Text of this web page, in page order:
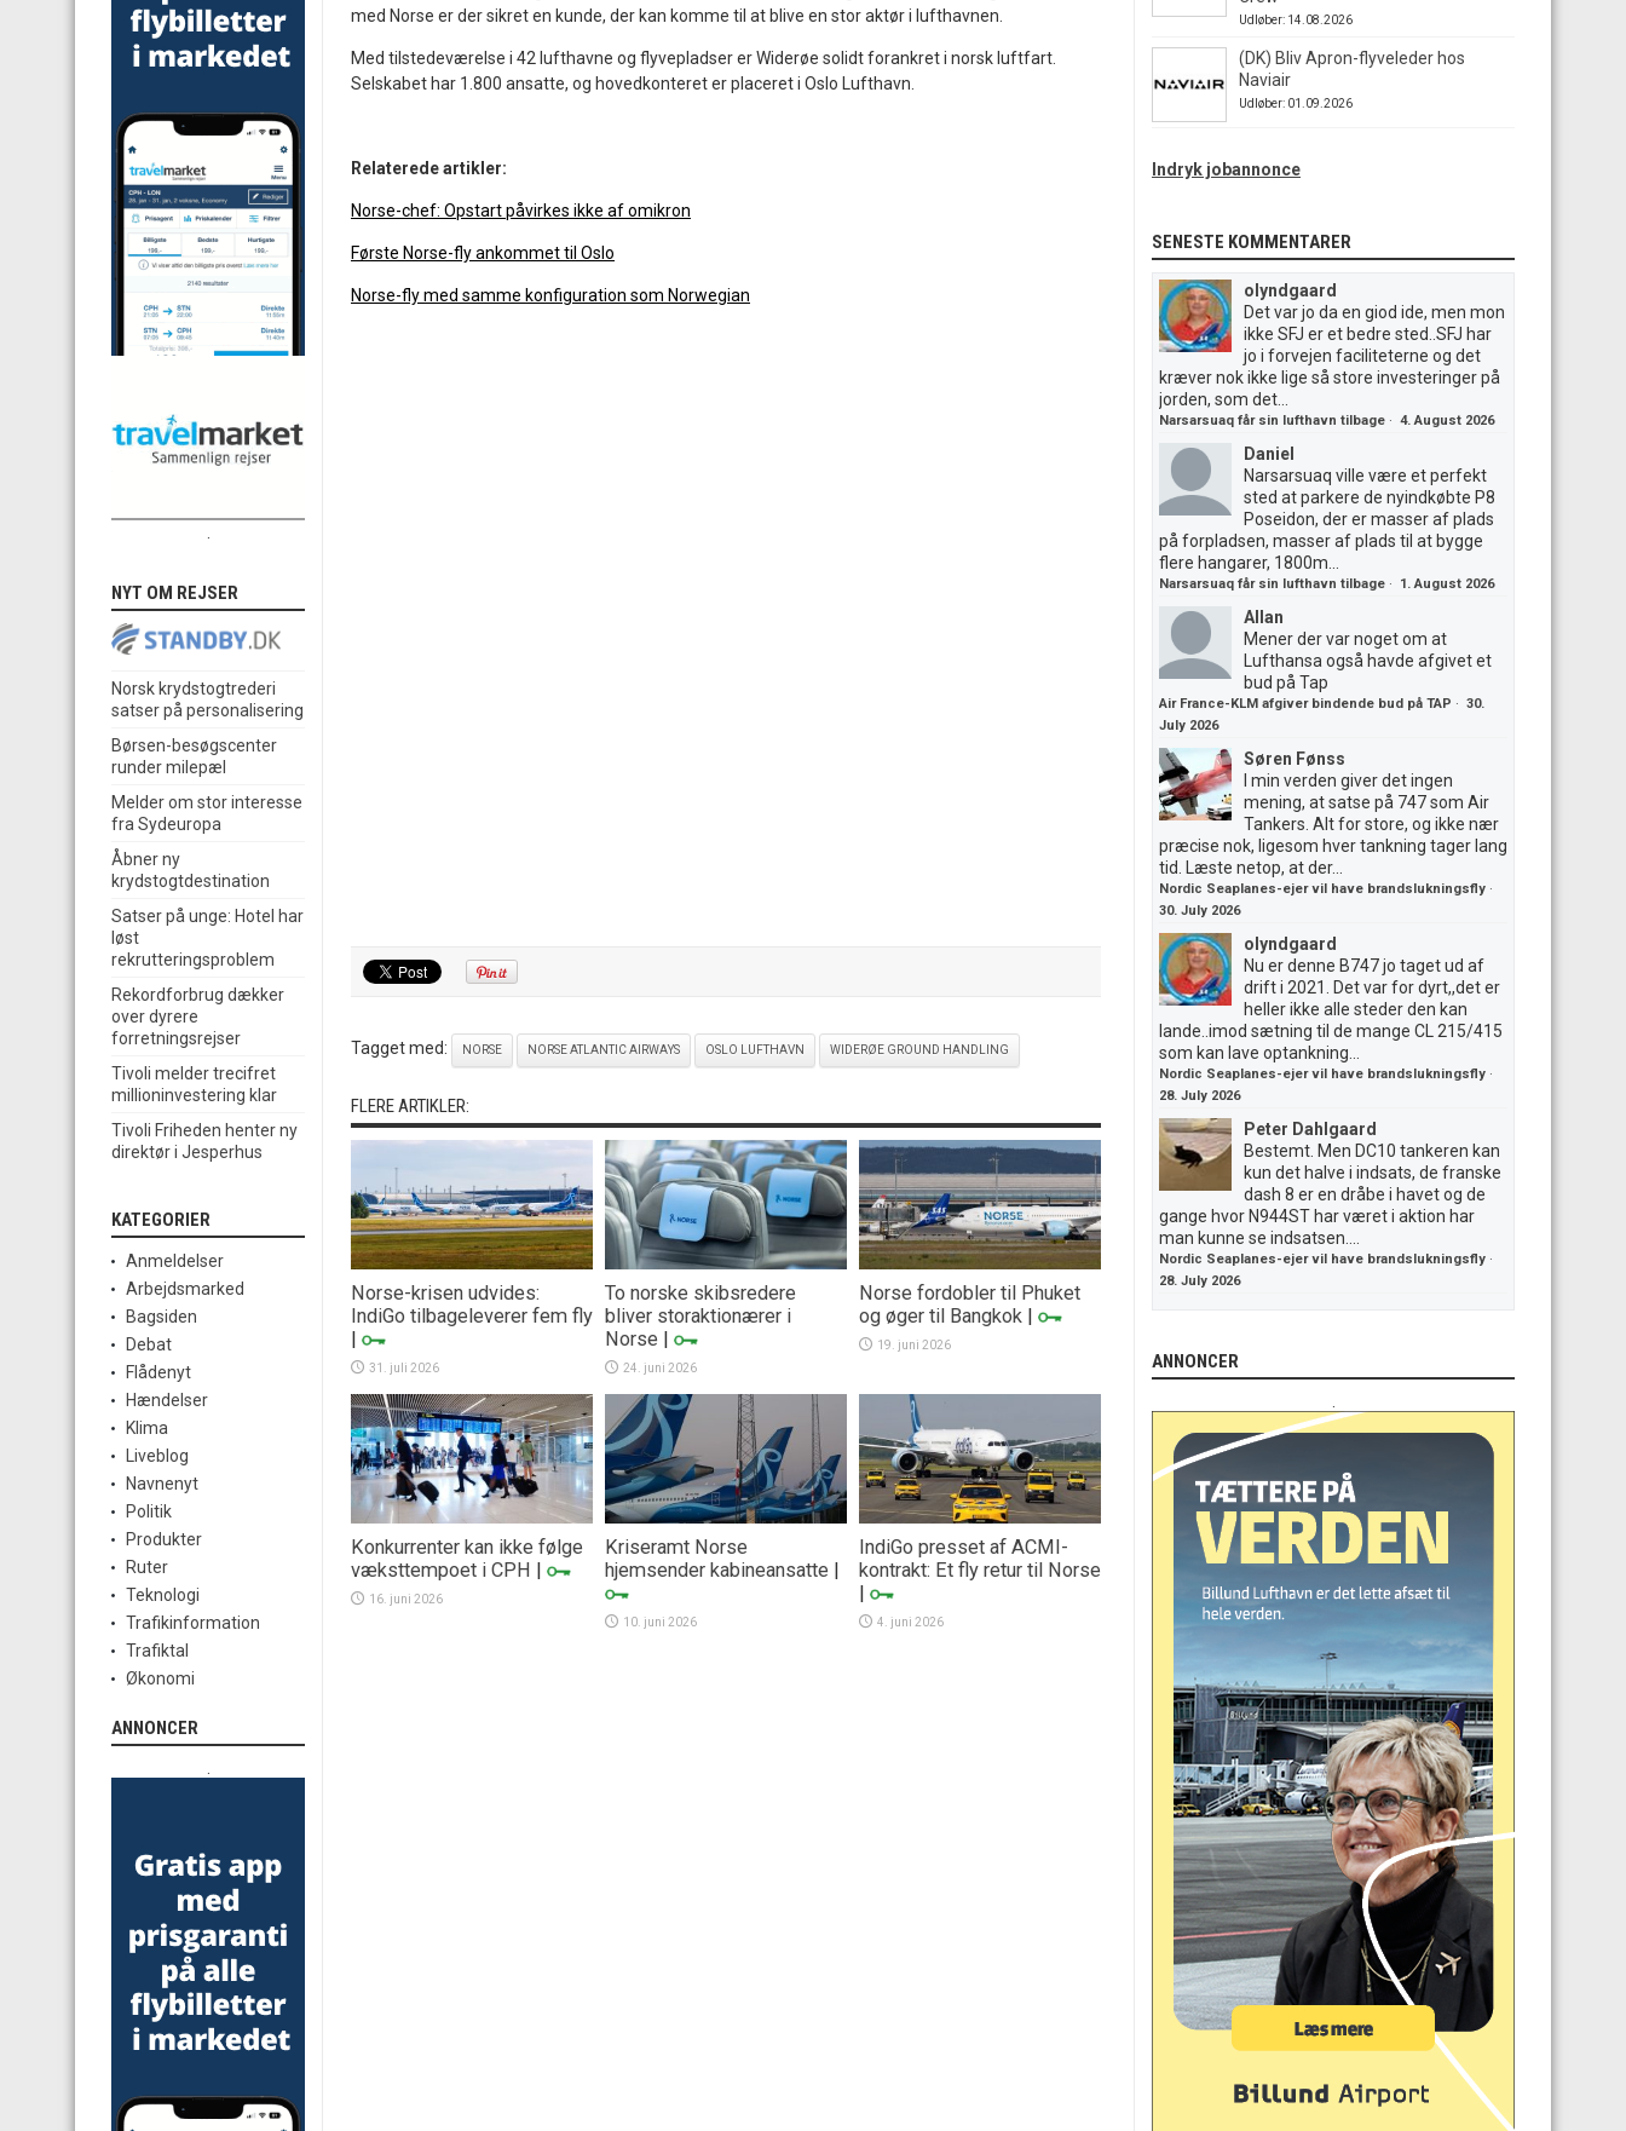
med Norse er der sikret en kunde, der kan komme til at blive en stor aktør i lufthavnen.
Med tilstedeværelse i 42 lufthavne og flyvepladser er Widerøe solidt forankret i norsk luftfart.
Selskabet har 1.800 ansatte, og hovedkonteret er placeret i Oslo Lufthavn.
Relaterede artikler:
Norse-chef: Opstart påvirkes ikke af omikron
Første Norse-fly ankommet til Oslo
Norse-fly med samme konfiguration som Norwegian
Tagget med: NORSE NORSE ATLANTIC AIRWAYS OSLO LUFTHAVN WIDERØE GROUND HANDLING
FLERE ARTIKLER:
Norse-krisen udvides:
IndiGo tilbageleverer fem fly
|
31. juli 2026
To norske skibsredere
bliver storaktionærer i
Norse |
24. juni 2026
Norse fordobler til Phuket
og øger til Bangkok |
19. juni 2026
Konkurrenter kan ikke følge
væksttempoet i CPH |
16. juni 2026
Kriseramt Norse
hjemsender kabineansatte |
10. juni 2026
IndiGo presset af ACMI-
kontrakt: Et fly retur til Norse
|
4. juni 2026
NYT OM REJSER
Norsk krydstogtrederi
satser på personalisering
Børsen-besøgscenter
runder milepæl
Melder om stor interesse
fra Sydeuropa
Åbner ny
krydstogtdestination
Satser på unge: Hotel har
løst
rekrutteringsproblem
Rekordforbrug dækker
over dyrere
forretningsrejser
Tivoli melder trecifret
millioninvestering klar
Tivoli Friheden henter ny
direktør i Jesperhus
KATEGORIER
Anmeldelser
Arbejdsmarked
Bagsiden
Debat
Flådenyt
Hændelser
Klima
Liveblog
Navnenyt
Politik
Produkter
Ruter
Teknologi
Trafikinformation
Trafiktal
Økonomi
ANNONCER
Udløber: 14.08.2026
(DK) Bliv Apron-flyveleder hos
Naviair
Udløber: 01.09.2026
Indryk jobannonce
SENESTE KOMMENTARER
olyndgaard
Det var jo da en giod ide, men mon
ikke SFJ er et bedre sted..SFJ har
jo i forvejen faciliteterne og det
kræver nok ikke lige så store investeringer på
jorden, som det...
Narsarsuaq får sin lufthavn tilbage · 4. August 2026
Daniel
Narsarsuaq ville være et perfekt
sted at parkere de nyindkøbte P8
Poseidon, der er masser af plads
på forpladsen, masser af plads til at bygge
flere hangarer, 1800m...
Narsarsuaq får sin lufthavn tilbage · 1. August 2026
Allan
Mener der var noget om at
Lufthansa også havde afgivet et
bud på Tap
Air France-KLM afgiver bindende bud på TAP · 30.
July 2026
Søren Fønss
I min verden giver det ingen
mening, at satse på 747 som Air
Tankers. Alt for store, og ikke nær
præcise nok, ligesom hver tankning tager lang
tid. Læste netop, at der...
Nordic Seaplanes-ejer vil have brandslukningsfly ·
30. July 2026
olyndgaard
Nu er denne B747 jo taget ud af
drift i 2021. Det var for dyrt,,det er
heller ikke alle steder den kan
lande..imod sætning til de mange CL 215/415
som kan lave optankning...
Nordic Seaplanes-ejer vil have brandslukningsfly ·
28. July 2026
Peter Dahlgaard
Bestemt. Men DC10 tankeren kan
kun det halve i indsats, de franske
dash 8 er en dråbe i havet og de
gange hvor N944ST har været i aktion har
man kunne se indsatsen....
Nordic Seaplanes-ejer vil have brandslukningsfly ·
28. July 2026
ANNONCER